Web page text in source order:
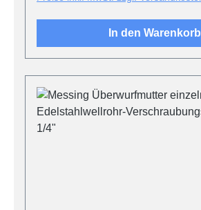
In den Warenkorb